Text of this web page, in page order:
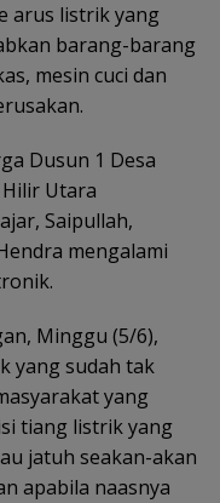
arus listrik yang
barang-barang
mesin cuci dan
Dusun 1 Desa
Utara
Saipullah,
mengalami
Minggu (5/6),
yang sudah tak
yang
tiang listrik yang
jatuh seakan-akan
apabila naasnya